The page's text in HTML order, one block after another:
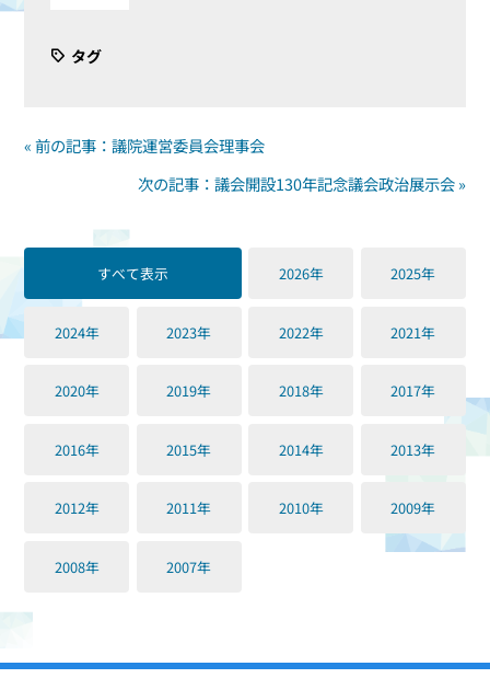
タグ
« 前の記事：議院運営委員会理事会
次の記事：議会開設130年記念議会政治展示会 »
すべて表示 2026年 2025年
2024年 2023年 2022年 2021年
2020年 2019年 2018年 2017年
2016年 2015年 2014年 2013年
2012年 2011年 2010年 2009年
2008年 2007年